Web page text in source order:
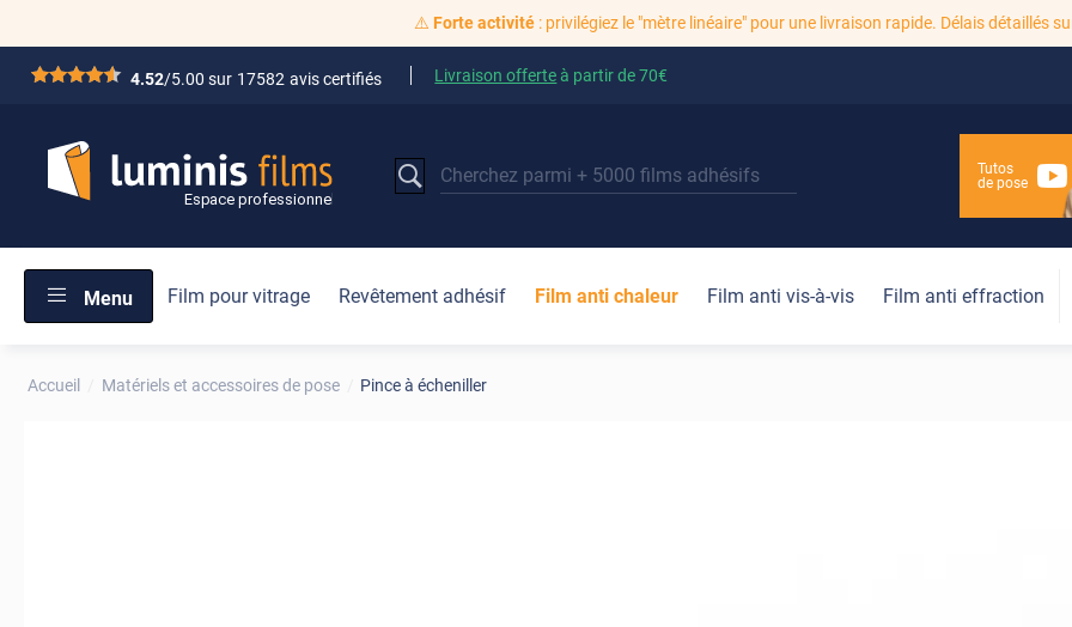
⚠️ Forte activité: privilégiez le "mètre linéaire" pour une livraison rapide. Délais détaillés
*****4.52/5.00 sur 17582 avis certifiés Livraison offerteà partir de70€
Tutos
de pose
Menu Film pour vitrage Revêtement adhésif Film anti chaleur Film anti vis-à-vis Film anti effraction
Accueil Matériels et accessoires de pose Pince à écheniller